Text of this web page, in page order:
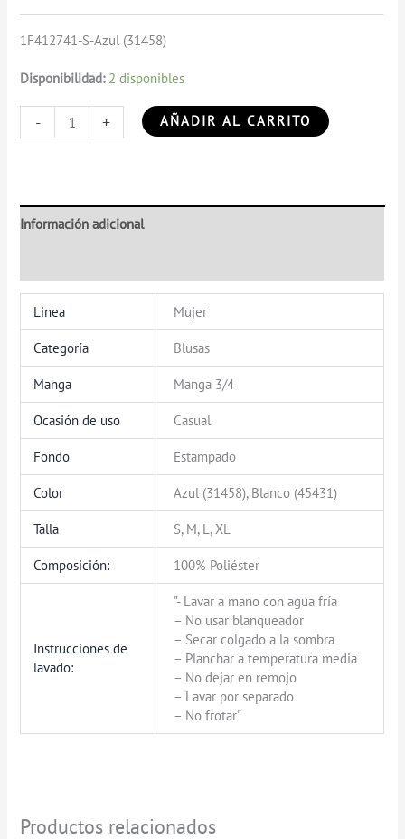
1F412741-S-Azul (31458)
Disponibilidad: 2 disponibles
- + AÑADIR AL CARRITO
Información adicional
Linea Mujer
Categoría Blusas
Manga Manga 3/4
Ocasión de uso Casual
Fondo Estampado
Color Azul (31458), Blanco (45431)
Talla S, M, L, XL
Composición: 100% Poliéster
Instrucciones de
lavado:
"- Lavar a mano con agua fría
– No usar blanqueador
– Secar colgado a la sombra
– Planchar a temperatura media
– No dejar en remojo
– Lavar por separado
– No frotar"
Productos relacionados